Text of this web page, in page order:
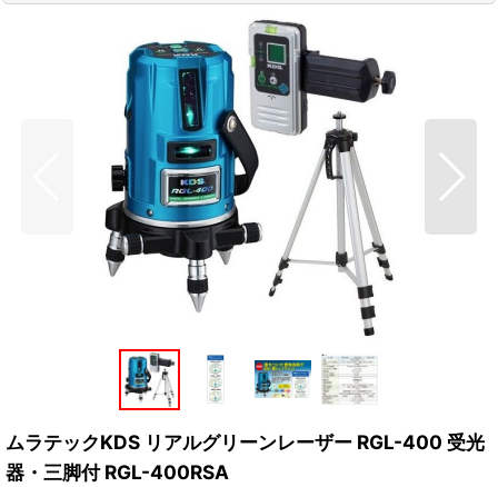
ムラテックKDS リアルグリーンレーザー RGL-400 受光
器・三脚付 RGL-400RSA